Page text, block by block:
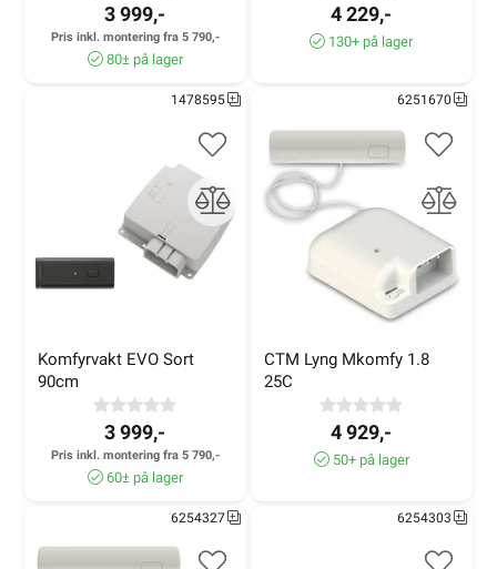
3 999,-
Pris inkl. montering fra 5 790,-
80± på lager
4 229,-
130+ på lager
Komfyrvakt EVO Sort
90cm
1478595
3 999,-
Pris inkl. montering fra 5 790,-
60± på lager
CTM Lyng Mkomfy 1.8
25C
6251670
4 929,-
50+ på lager
6254327 6254303